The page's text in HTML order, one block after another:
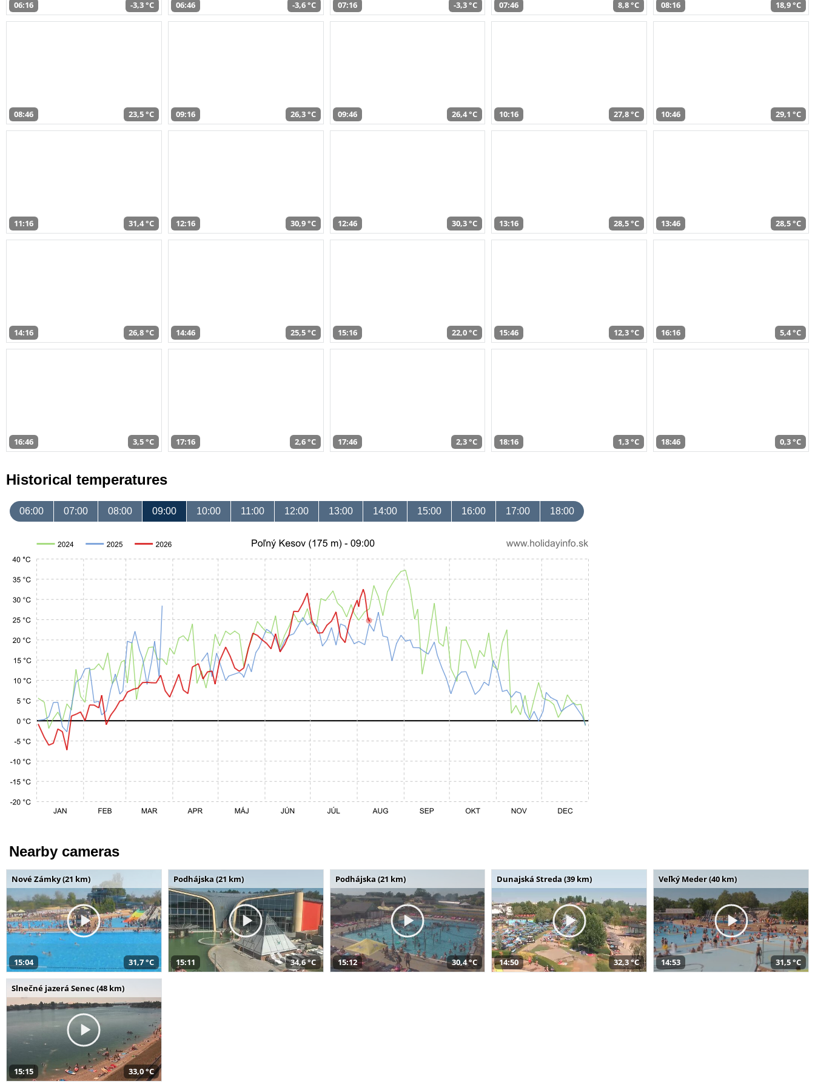
06:16 -3,3 °C 06:46 -3,6 °C 07:16 -3,3 °C 07:46 8,8 °C 08:16 18,9 °C
08:46 23,5 °C 09:16 26,3 °C 09:46 26,4 °C 10:16 27,8 °C 10:46 29,1 °C
11:16 31,4 °C 12:16 30,9 °C 12:46 30,3 °C 13:16 28,5 °C 13:46 28,5 °C
14:16 26,8 °C 14:46 25,5 °C 15:16 22,0 °C 15:46 12,3 °C 16:16 5,4 °C
16:46 3,5 °C 17:16 2,6 °C 17:46 2,3 °C 18:16 1,3 °C 18:46 0,3 °C
Historical temperatures
06:00 07:00 08:00 09:00 10:00 11:00 12:00 13:00 14:00 15:00 16:00 17:00 18:00
Nearby cameras
Nové Zámky (21 km)
15:04 31,7 °C
Podhájska (21 km)
15:11 34,6 °C
Podhájska (21 km)
15:12 30,4 °C
Dunajská Streda (39 km)
14:50 32,3 °C
Veľký Meder (40 km)
14:53 31,5 °C
Slnečné jazerá Senec (48 km)
15:15 33,0 °C